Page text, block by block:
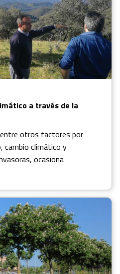
a través de la
otros factores por
cambio climático y
ocasiona